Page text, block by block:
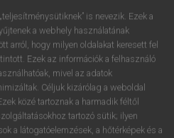
szócikk megtekintéséhez.
is nevezik. Ezek a
a webhely használatának
arról, hogy milyen oldalakat keresett fel
Ezek az információk a felhasználó
mivel az adatok
Céljuk kizárólag a weboldal
közé tartoznak a harmadik féltől
tartozó sütik; ilyen
a látogatóelemzések, a hőtérképek és a
. AltGr